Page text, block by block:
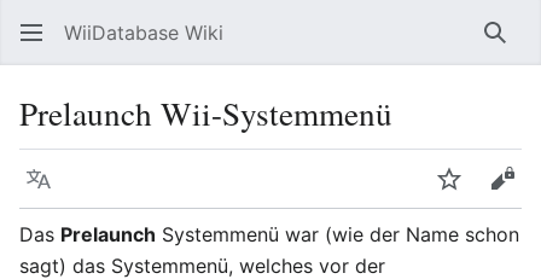
WiiDatabase Wiki
Prelaunch Wii-Systemmenü
Sprache
Das Prelaunch Systemmenü war (wie der Name schon
sagt) das Systemmenü, welches vor der